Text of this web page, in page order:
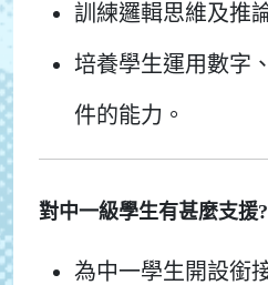
訓練邏輯思維及推
培養學生運用數字
件的能力。
對中一級學生有甚麼支援?
為中一學生開設銜